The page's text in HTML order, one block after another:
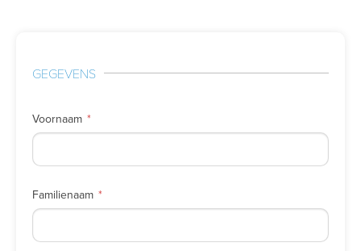
GEGEVENS
Voornaam
Familienaam